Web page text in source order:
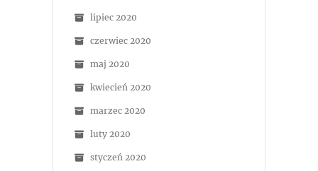
lipiec 2020
czerwiec 2020
maj 2020
kwiecień 2020
marzec 2020
luty 2020
styczeń 2020